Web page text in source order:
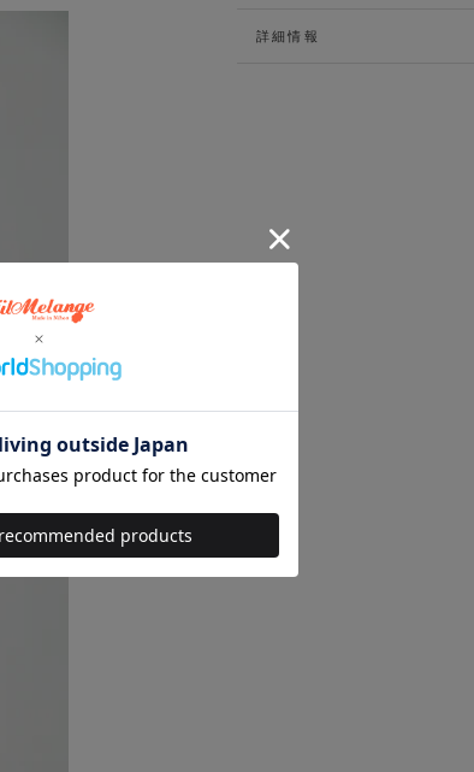
詳細情報
VIEW IMAGES